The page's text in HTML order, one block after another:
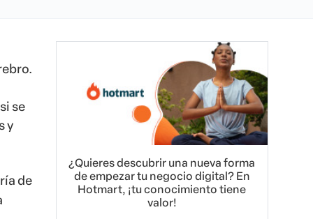
se
y
de
¿Quieres descubrir una nueva forma
de empezar tu negocio digital? En
Hotmart, ¡tu conocimiento tiene
valor!